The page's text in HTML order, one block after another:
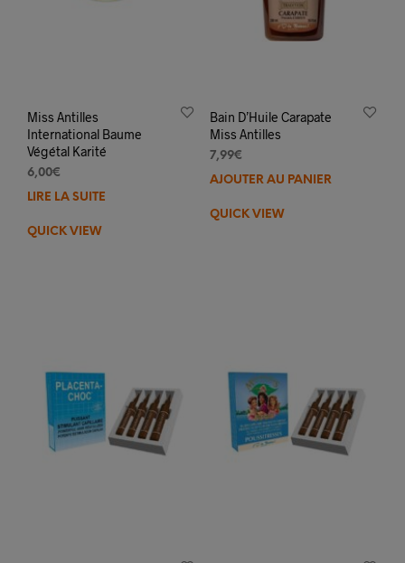
Miss Antilles
International Baume
Végétal Karité
6,00€
LIRE LA SUITE
QUICK VIEW
Bain D’Huile Carapate
Miss Antilles
7,99€
AJOUTER AU PANIER
QUICK VIEW